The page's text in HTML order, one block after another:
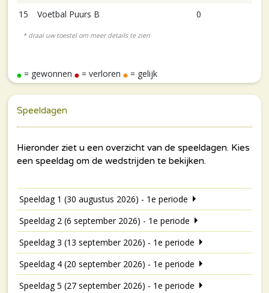
15
Voetbal Puurs B 0
= gewonnen = verloren = gelijk
Speeldagen
Speeldag 1 (30 augustus 2026) - 1e periode
Speeldag 2 (6 september 2026) - 1e periode
Speeldag 3 (13 september 2026) - 1e periode
Speeldag 4 (20 september 2026) - 1e periode
Speeldag 5 (27 september 2026) - 1e periode